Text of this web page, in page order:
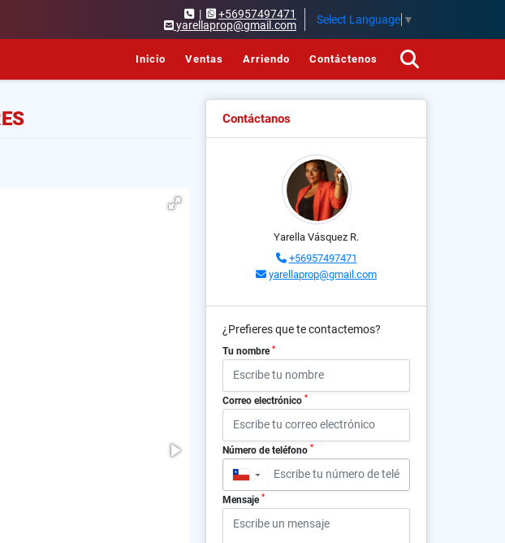
|
+56957497471
yarellaprop@gmail.com
Select Language ▼
Inicio Ventas Arriendo Contáctenos
Contáctanos
Yarella Vásquez R.
+56957497471
yarellaprop@gmail.com
¿Prefieres que te contactemos?
Tu nombre *
Correo electrónico *
Número de teléfono *
▼
Mensaje *